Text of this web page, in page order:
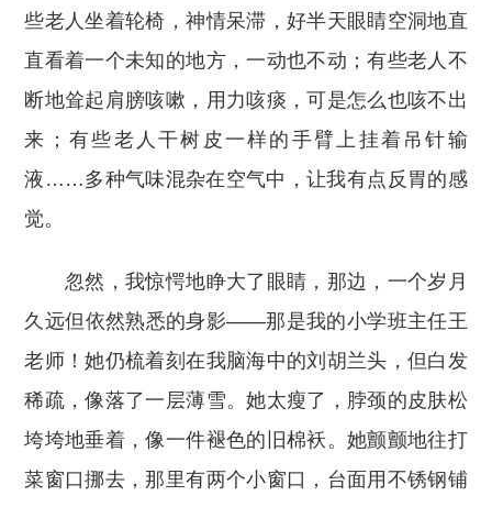
些老人坐着轮椅，神情呆滞，好半天眼睛空洞地直
直看着一个未知的地方，一动也不动；有些老人不
断地耸起肩膀咳嗽，用力咳痰，可是怎么也咳不出
来；有些老人干树皮一样的手臂上挂着吊针输
液……多种气味混杂在空气中，让我有点反胃的感
觉。
忽然，我惊愕地睁大了眼睛，那边，一个岁月
久远但依然熟悉的身影——那是我的小学班主任王
老师！她仍梳着刻在我脑海中的刘胡兰头，但白发
稀疏，像落了一层薄雪。她太瘦了，脖颈的皮肤松
垮垮地垂着，像一件褪色的旧棉袄。她颤颤地往打
菜窗口挪去，那里有两个小窗口，台面用不锈钢铺